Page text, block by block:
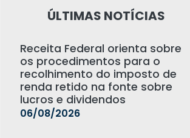
ÚLTIMAS NOTÍCIAS
Receita Federal orienta sobre
os procedimentos para o
recolhimento do imposto de
renda retido na fonte sobre
lucros e dividendos
06/08/2026